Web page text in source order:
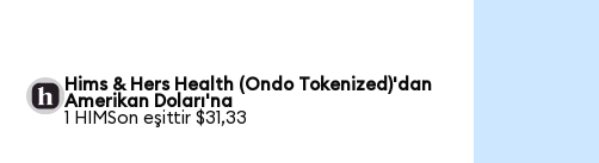
Hims & Hers Health (Ondo Tokenized)'dan
Amerikan Doları'na
1 HIMSon eşittir $31,33